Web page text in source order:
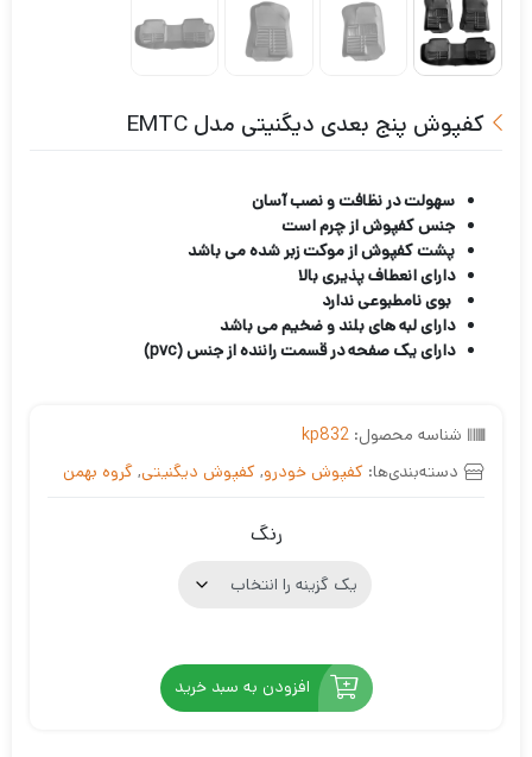
کفپوش پنج بعدی دیگنیتی مدل EMTC
سهولت در نظافت و نصب آسان
جنس کفپوش از چرم است
پشت کفپوش از موکت زبر شده می باشد
دارای انعطاف پذیری بالا
بوی نامطبوعی ندارد
دارای لبه های بلند و ضخیم می باشد
دارای یک صفحه در قسمت راننده از جنس (pvc)
شناسه محصول: kp832
دسته‌بندی‌ها: کفپوش خودرو, کفپوش دیگنیتی, گروه بهمن
رنگ
افزودن به سبد خرید